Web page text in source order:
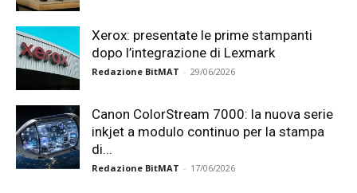
Xerox: presentate le prime stampanti
dopo l’integrazione di Lexmark
Redazione BitMAT - 29/06/2026
Canon ColorStream 7000: la nuova serie
inkjet a modulo continuo per la stampa
di...
Redazione BitMAT - 17/06/2026